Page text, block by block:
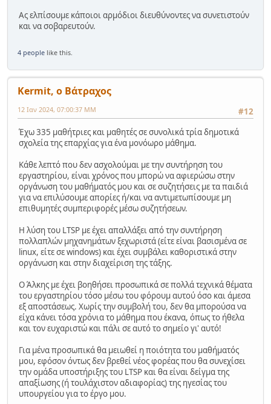
Ας ελπίσουμε κάποιοι αρμόδιοι διευθύνοντες να συνετιστούν
και να σοβαρευτούν.
4 people like this.
Kermit, ο Βάτραχος
#12
12 Ιαν 2024, 07:00:37 ΜΜ
Έχω 335 μαθήτριες και μαθητές σε συνολικά τρία δημοτικά
σχολεία της επαρχίας για ένα μονόωρο μάθημα.
Κάθε λεπτό που δεν ασχολούμαι με την συντήρηση του
εργαστηρίου, είναι χρόνος που μπορώ να αφιερώσω στην
οργάνωση του μαθήματός μου και σε συζητήσεις με τα παιδιά
για να επιλύσουμε απορίες ή/και να αντιμετωπίσουμε μη
επιθυμητές συμπεριφορές μέσω συζητήσεων.
Η λύση του LTSP με έχει απαλλάξει από την συντήρηση
πολλαπλών μηχανημάτων ξεχωριστά (είτε είναι βασισμένα σε
linux, είτε σε windows) και έχει συμβάλει καθοριστικά στην
οργάνωση και στην διαχείριση της τάξης.
Ο Άλκης με έχει βοηθήσει προσωπικά σε πολλά τεχνικά θέματα
του εργαστηρίου τόσο μέσω του φόρουμ αυτού όσο και άμεσα
εξ αποστάσεως. Χωρίς την συμβολή του, δεν θα μπορούσα να
είχα κάνει τόσα χρόνια το μάθημα που έκανα, όπως το ήθελα
και τον ευχαριστώ και πάλι σε αυτό το σημείο γι' αυτό!
Για μένα προσωπικά θα μειωθεί η ποιότητα του μαθήματός
μου, εφόσον όντως δεν βρεθεί νέος φορέας που θα συνεχίσει
την ομάδα υποστήριξης του LTSP και θα είναι δείγμα της
απαξίωσης (ή τουλάχιστον αδιαφορίας) της ηγεσίας του
υπουργείου για το έργο μου.